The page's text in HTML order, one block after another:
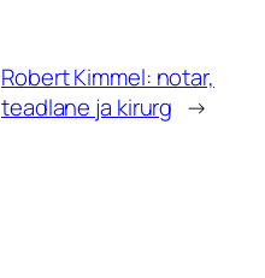
Robert Kimmel: notar,
teadlane ja kirurg →